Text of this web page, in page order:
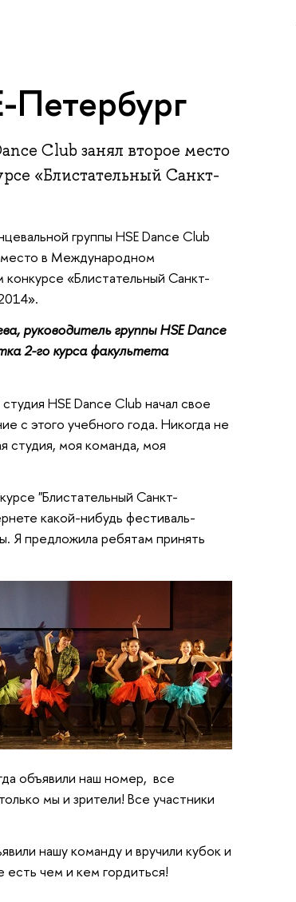
Петербург
Club занял второе место
«Блистательный Санкт-
группы HSE Dance Club
место в Международном
конкурсе «Блистательный Санкт-
руководитель группы HSE Dance
2-го курса факультета
HSE Dance Club начал свое
с этого учебного года. Никогда не
студия, моя команда, моя
"Блистательный Санкт-
какой-нибудь фестиваль-
Я предложила ребятам принять
объявили наш номер, все
мы и зрители! Все участники
нашу команду и вручили кубок и
чем и кем гордиться!